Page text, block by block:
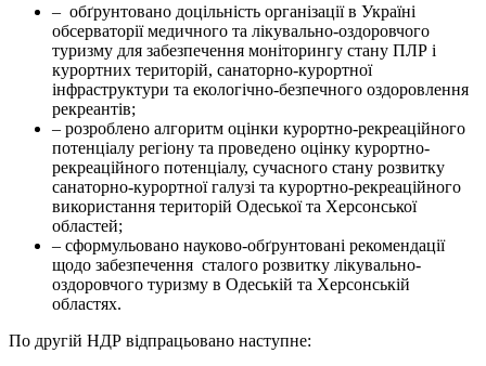
– обґрунтовано доцільність організації в Україні
обсерваторії медичного та лікувально-оздоровчого
туризму для забезпечення моніторингу стану ПЛР і
курортних територій, санаторно-курортної
інфраструктури та екологічно-безпечного оздоровлення
рекреантів;
– розроблено алгоритм оцінки курортно-рекреаційного
потенціалу регіону та проведено оцінку курортно-
рекреаційного потенціалу, сучасного стану розвитку
санаторно-курортної галузі та курортно-рекреаційного
використання територій Одеської та Херсонської
областей;
– сформульовано науково-обґрунтовані рекомендації
щодо забезпечення сталого розвитку лікувально-
оздоровчого туризму в Одеській та Херсонській
областях.
По другій НДР відпрацьовано наступне: